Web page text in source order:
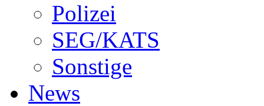
Polizei
SEG/KATS
Sonstige
News